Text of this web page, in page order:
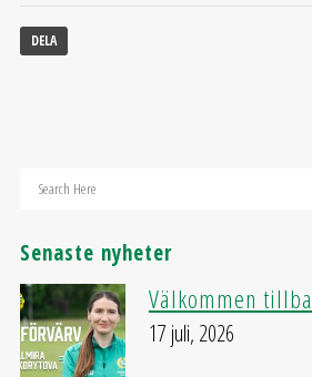
DELA
Senaste nyheter
Välkommen
17 juli, 2026